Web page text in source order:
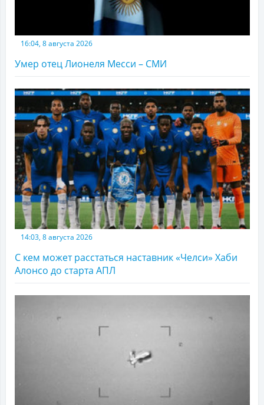
16:04, 8 августа 2026
Умер отец Лионеля Месси – СМИ
14:03, 8 августа 2026
С кем может расстаться наставник «Челси» Хаби
Алонсо до старта АПЛ